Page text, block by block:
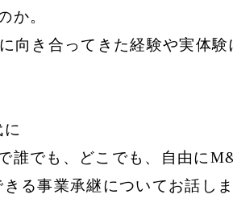
か。
向き合ってきた経験や実体
誰でも、どこでも、自由に
る事業承継についてお話しま